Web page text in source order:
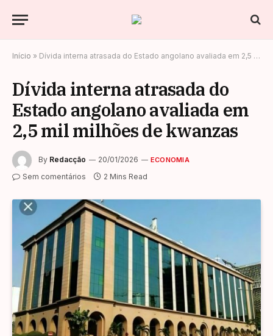
Início » Dívida interna atrasada do Estado angolano avaliada em 2,5 mil milhões de kwanzas
Dívida interna atrasada do
Estado angolano avaliada em
2,5 mil milhões de kwanzas
By Redacção 20/01/2026 ECONOMIA
Sem comentários 2 Mins Read